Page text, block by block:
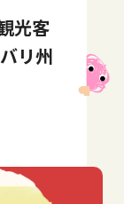
光客
リ州